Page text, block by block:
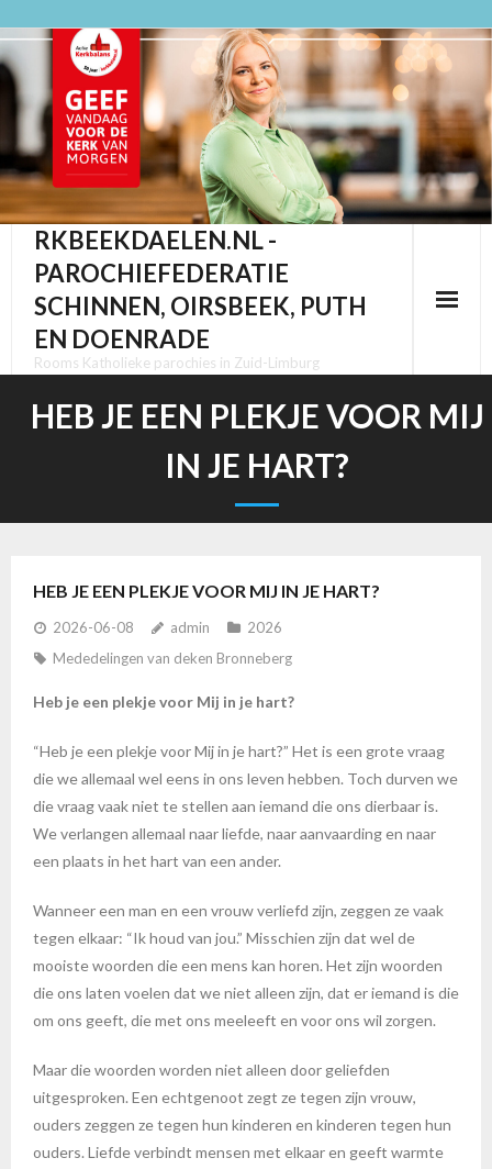
Ga
naar
RKBEEKDAELEN.NL -
PAROCHIEFEDERATIE
SCHINNEN, OIRSBEEK, PUTH
EN DOENRADE
Rooms Katholieke parochies in Zuid-Limburg
HEB JE EEN PLEKJE VOOR MIJ
IN JE HART?
HEB JE EEN PLEKJE VOOR MIJ IN JE HART?
2026-06-08 admin
2026
Mededelingen van deken Bronneberg
Heb je een plekje voor Mij in je hart?
“Heb je een plekje voor Mij in je hart?” Het is een grote vraag
die we allemaal wel eens in ons leven hebben. Toch durven we
die vraag vaak niet te stellen aan iemand die ons dierbaar is.
We verlangen allemaal naar liefde, naar aanvaarding en naar
een plaats in het hart van een ander.
Wanneer een man en een vrouw verliefd zijn, zeggen ze vaak
tegen elkaar: “Ik houd van jou.” Misschien zijn dat wel de
mooiste woorden die een mens kan horen. Het zijn woorden
die ons laten voelen dat we niet alleen zijn, dat er iemand is die
om ons geeft, die met ons meeleeft en voor ons wil zorgen.
Maar die woorden worden niet alleen door geliefden
uitgesproken. Een echtgenoot zegt ze tegen zijn vrouw,
ouders zeggen ze tegen hun kinderen en kinderen tegen hun
ouders. Liefde verbindt mensen met elkaar en geeft warmte